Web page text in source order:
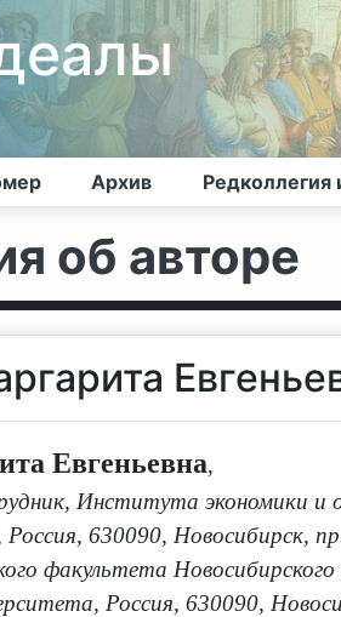
Архив Редколлегия
об авторе
Евгеньевна,
Института экономики и
630090, Новосибирск,
факультета Новосибирского
Россия, 630090,